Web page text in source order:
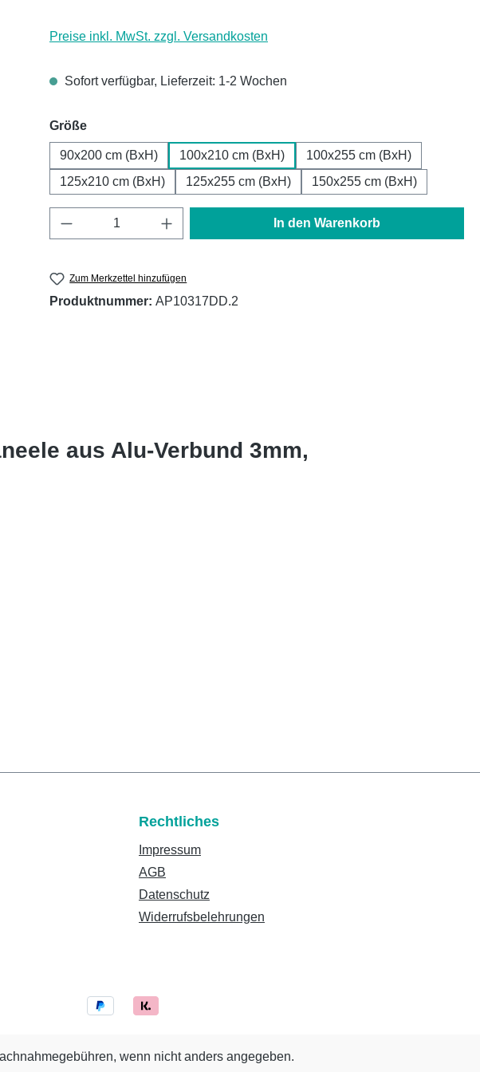
Preise inkl. MwSt. zzgl. Versandkosten
Sofort verfügbar, Lieferzeit: 1-2 Wochen
Größeauswählen
90x200 cm (BxH) 100x210 cm (BxH)
100x255 cm (BxH)
125x210 cm (BxH)
125x255 cm (BxH) 150x255 cm (BxH)
Produkt Anzahl: Gib den gewünschten Wert ein
In den Warenkorb
Zum Merkzettel hinzufügen
Produktnummer: AP10317DD.2
aus Alu-Verbund 3mm,
Rechtliches
Impressum
AGB
Datenschutz
Widerrufsbelehrungen
wenn nicht anders angegeben.